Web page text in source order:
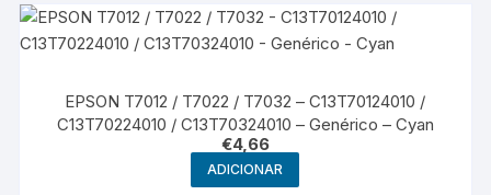
EPSON T7012 / T7022 / T7032 – C13T70124010 /
C13T70224010 / C13T70324010 – Genérico – Cyan
€4,66
ADICIONAR